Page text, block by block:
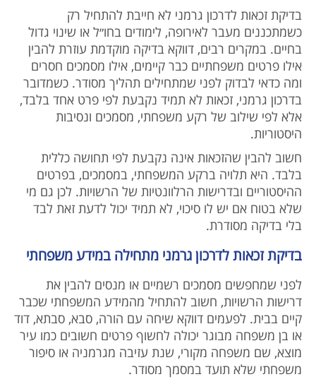
בדיקת זכאות לדרכון גרמני לא חייבת להתחיל רק
כשמתכננים מעבר לאירופה, לימודים בחו״ל או שינוי גדול
בחיים. במקרים רבים, דווקא בדיקה מוקדמת עוזרת להבין
אילו פרטים משפחתיים כבר קיימים, אילו מסמכים חסרים
ומה כדאי לבדוק לפני שמתחילים תהליך מסודר. כשמדובר
בדרכון גרמני, זכאות לא תמיד נקבעת לפי פרט אחד בלבד,
אלא לפי שילוב של רקע משפחתי, מסמכים ונסיבות
היסטוריות.
חשוב להבין שהזכאות אינה נקבעת לפי תחושה כללית
בלבד. היא תלויה ברקע המשפחתי, במסמכים, בפרטים
ההיסטוריים ובדרישות הרלוונטיות של הרשויות. לכן גם מי
שלא בטוח אם יש לו סיכוי, לא תמיד יכול לדעת זאת לבד
בלי בדיקה מסודרת.
בדיקת זכאות לדרכון גרמני מתחילה במידע משפחתי
לפני שמחפשים מסמכים רשמיים או מנסים להבין את
דרישות הרשויות, חשוב להתחיל מהמידע המשפחתי שכבר
קיים בבית. לפעמים דווקא שיחה עם הורה, סבא, סבתא, דוד
או בן משפחה מבוגר יכולה לחשוף פרטים חשובים כמו עיר
מוצא, שם משפחה מקורי, שנת עזיבה מגרמניה או סיפור
משפחתי שלא תועד במסמך מסודר.